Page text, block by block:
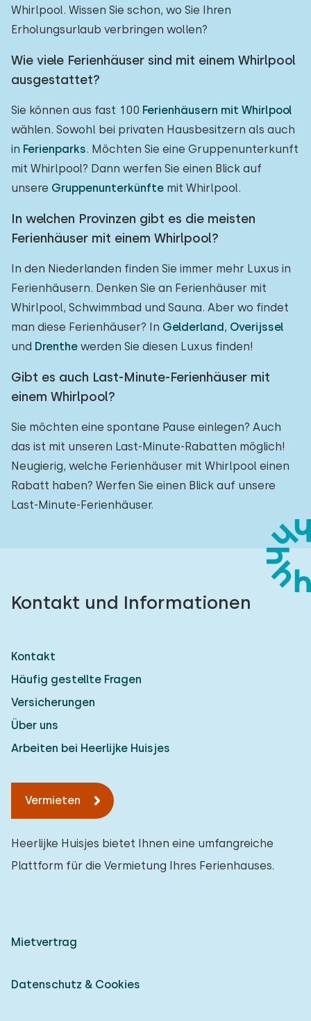
Whirlpool. Wissen Sie schon, wo Sie Ihren
Erholungsurlaub verbringen wollen?
Wie viele Ferienhäuser sind mit einem Whirlpool
ausgestattet?
Sie können aus fast 100 Ferienhäusern mit Whirlpool
wählen. Sowohl bei privaten Hausbesitzern als auch
in Ferienparks. Möchten Sie eine Gruppenunterkunft
mit Whirlpool? Dann werfen Sie einen Blick auf
unsere Gruppenunterkünfte mit Whirlpool.
In welchen Provinzen gibt es die meisten
Ferienhäuser mit einem Whirlpool?
In den Niederlanden finden Sie immer mehr Luxus in
Ferienhäusern. Denken Sie an Ferienhäuser mit
Whirlpool, Schwimmbad und Sauna. Aber wo findet
man diese Ferienhäuser? In Gelderland, Overijssel
und Drenthe werden Sie diesen Luxus finden!
Gibt es auch Last-Minute-Ferienhäuser mit
einem Whirlpool?
Sie möchten eine spontane Pause einlegen? Auch
das ist mit unseren Last-Minute-Rabatten möglich!
Neugierig, welche Ferienhäuser mit Whirlpool einen
Rabatt haben? Werfen Sie einen Blick auf unsere
Last-Minute-Ferienhäuser.
Kontakt und Informationen
Kontakt
Häufig gestellte Fragen
Versicherungen
Über uns
Arbeiten bei Heerlijke Huisjes
Vermieten
Heerlijke Huisjes bietet Ihnen eine umfangreiche
Plattform für die Vermietung Ihres Ferienhauses.
Mietvertrag
Datenschutz & Cookies